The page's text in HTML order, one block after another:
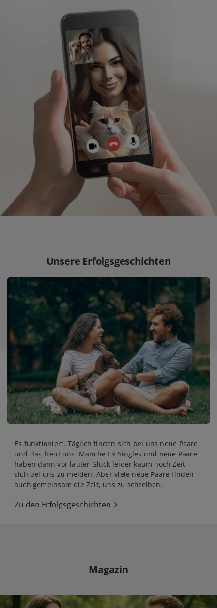
Unsere Erfolgsgeschichten
Es funktioniert. Täglich finden sich bei uns neue Paare
und das freut uns. Manche Ex-Singles und neue Paare
haben dann vor lauter Glück leider kaum noch Zeit,
sich bei uns zu melden. Aber viele neue Paare finden
auch gemeinsam die Zeit, uns zu schreiben.
Zu den Erfolgsgeschichten
Magazin